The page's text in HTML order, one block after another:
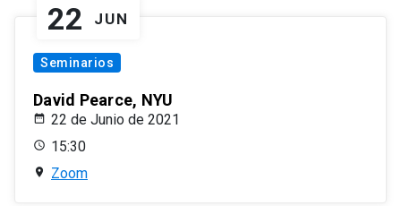
22 JUN
Seminarios
David Pearce, NYU
22 de Junio de 2021
15:30
Zoom